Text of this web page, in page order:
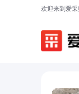
欢迎来到爱